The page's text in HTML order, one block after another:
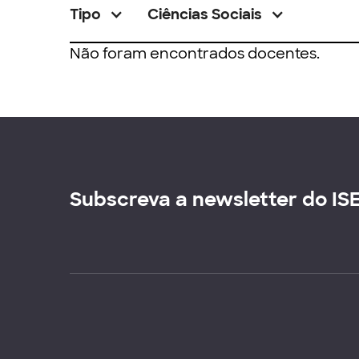
Tipo Ciências Sociais
Não foram encontrados docentes.
Subscreva a newsletter do